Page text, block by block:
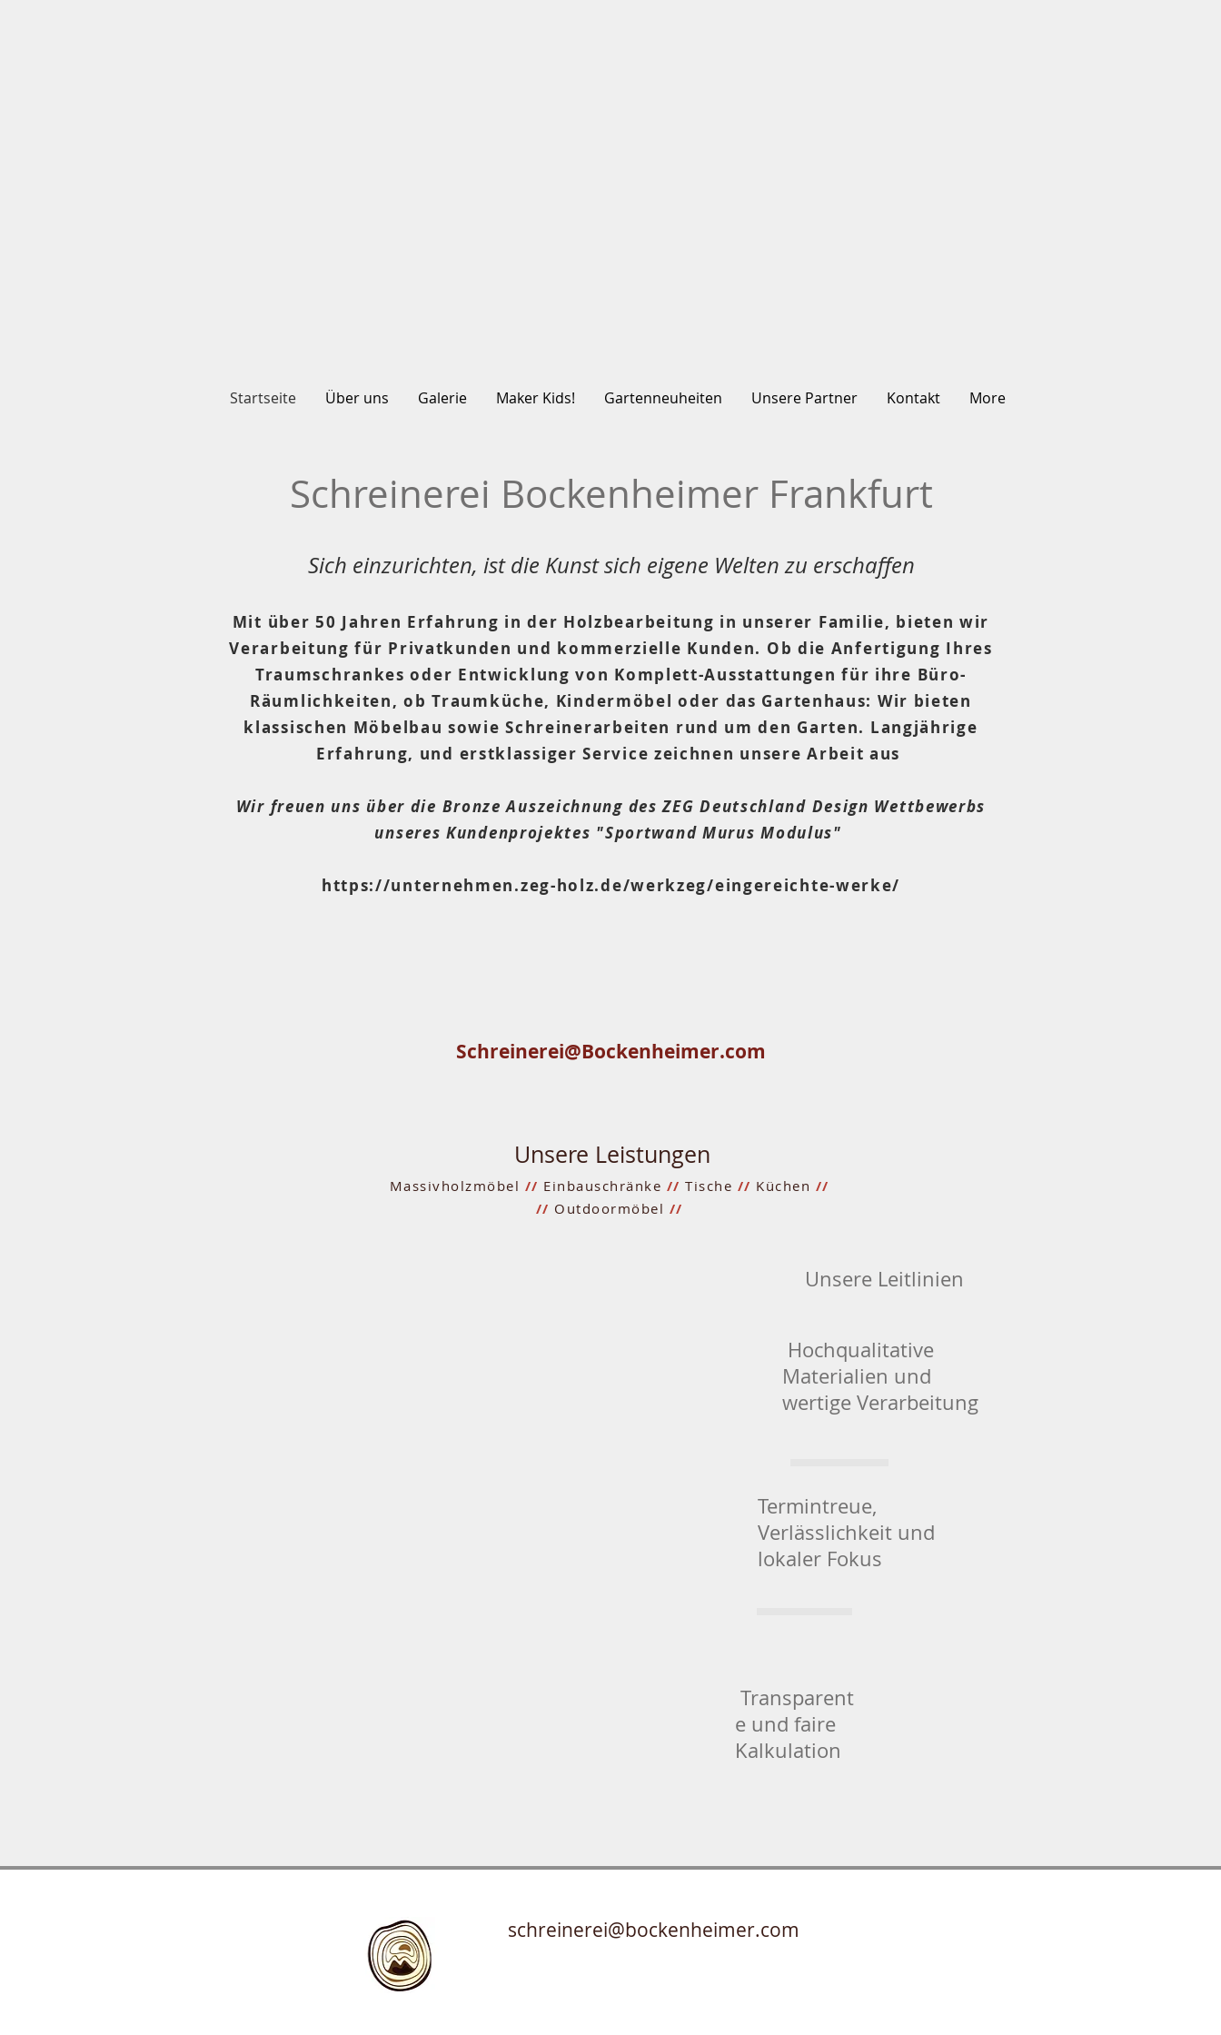
Schreinerei Bockenheimer Frankfurt
Sich einzurichten, ist die Kunst sich eigene Welten zu erschaffen
Mit über 50 Jahren Erfahrung in der Holzbearbeitung in unserer Familie, bieten wir
Verarbeitung für Privatkunden und kommerzielle Kunden. Ob die Anfertigung Ihres
Traumschrankes oder Entwicklung von Komplett-Ausstattungen für ihre Büro-
Räumlichkeiten, ob Traumküche, Kindermöbel oder das Gartenhaus: Wir bieten
klassischen Möbelbau sowie Schreinerarbeiten rund um den Garten. Langjährige
Erfahrung, und erstklassiger Service zeichnen unsere Arbeit aus
Wir freuen uns über die Bronze Auszeichnung des ZEG Deutschland Design Wettbewerbs
unseres Kundenprojektes "Sportwand Murus Modulus"
https://unternehmen.zeg-holz.de/werkzeg/eingereichte-werke/
Schreinerei@Bockenheimer.com
Unsere Leistungen
Massivholzmöbel // Einbauschränke // Tische // Küchen //
// Outdoormöbel //
Hochqualitative
Materialien und
wertige Verarbeitung
Termintreue,
Verlässlichkeit und
lokaler Fokus
Transparent
e und faire
Kalkulation
Unsere Leitlinien
Startseite Über uns Galerie Maker Kids! Gartenneuheiten Unsere Partner Kontakt More
schreinerei@bockenheimer.com